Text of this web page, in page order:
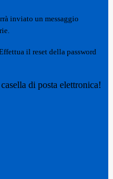
inviato un messaggio
il reset della password
di posta elettronica!